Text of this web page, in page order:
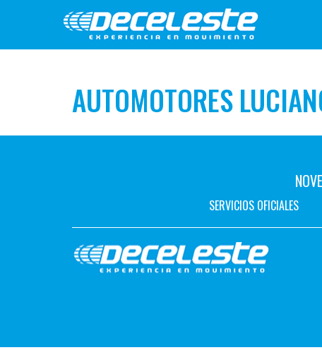
AUTOMOTORES
SERVICIOS OFICIALES